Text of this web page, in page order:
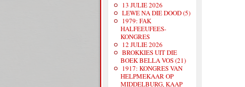
13 JULIE 2026
LEWE NA DIE DOOD (5)
1979: FAK
HALFEEUFEES-
KONGRES
12 JULIE 2026
BROKKIES UIT DIE
BOEK BELLA VOS (21)
1917: KONGRES VAN
HELPMEKAAR OP
MIDDELBURG, KAAP